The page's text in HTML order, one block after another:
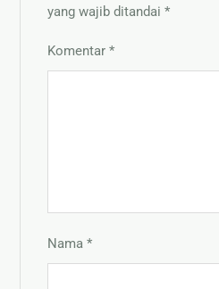
yang wajib ditandai*
Komentar*
Nama*